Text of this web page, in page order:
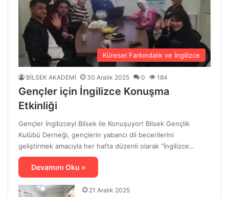
Küresel Farkındalık ve İngilizce
BİLSEK AKADEMİ 30 Aralık 2025 0 184
Gençler için İngilizce Konuşma
Etkinliği
Gençler İngilizceyi Bilsek ile Konuşuyor! Bilsek Gençlik
Kulübü Derneği, gençlerin yabancı dil becerilerini
geliştirmek amacıyla her hafta düzenli olarak “İngilizce…
Devamını Oku »
21 Aralık 2025